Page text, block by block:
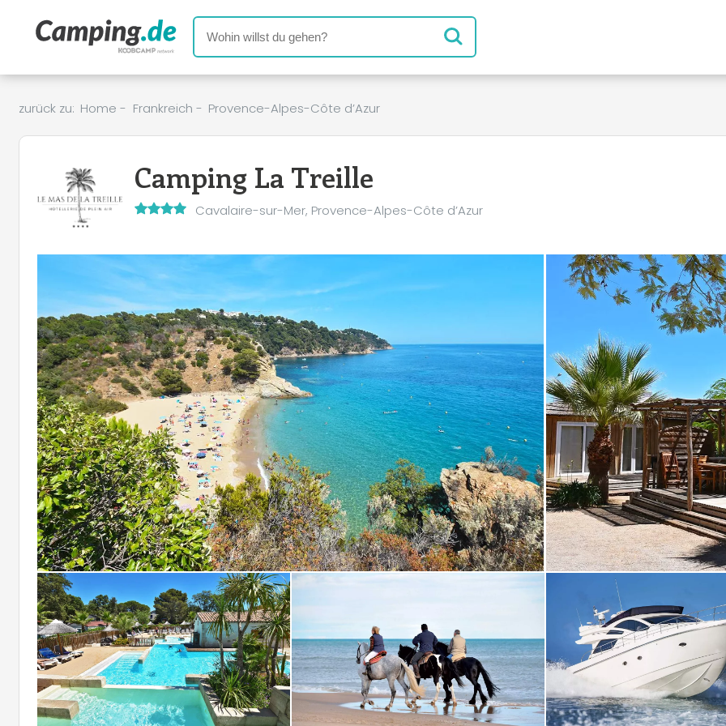
zurück zu: Home - Frankreich - Provence-Alpes-Côte d’Azur
Camping La Treille
Cavalaire-sur-Mer, Provence-Alpes-Côte d’Azur